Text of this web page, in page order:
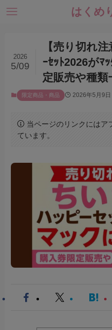
はくめ
【売り切れ
ｰｾｯﾄ2026がﾏ
定販売や種
2026
5/09
限定商品・商品 2026年5月9日
当ページのリンクにはア
ています。